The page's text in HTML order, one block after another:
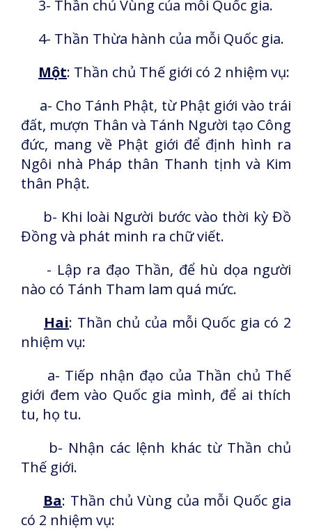
3- Thần chủ Vùng của mỗi Quốc gia.
4- Thần Thừa hành của mỗi Quốc gia.
Một: Thần chủ Thế giới có 2 nhiệm vụ:
a- Cho Tánh Phật, từ Phật giới vào trái
đất, mượn Thân và Tánh Người tạo Công
đức, mang về Phật giới để định hình ra
Ngôi nhà Pháp thân Thanh tịnh và Kim
thân Phật.
b- Khi loài Người bước vào thời kỳ Đồ
Đồng và phát minh ra chữ viết.
- Lập ra đạo Thần, để hù dọa người
nào có Tánh Tham lam quá mức.
Hai: Thần chủ của mỗi Quốc gia có 2
nhiệm vụ:
a- Tiếp nhận đạo của Thần chủ Thế
giới đem vào Quốc gia mình, để ai thích
tu, họ tu.
b- Nhận các lệnh khác từ Thần chủ
Thế giới.
Ba: Thần chủ Vùng của mỗi Quốc gia
có 2 nhiệm vụ: